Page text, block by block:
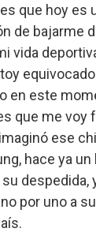
que hoy es
de bajarme
vida
en este
que me voy
ese
hace ya
por uno a